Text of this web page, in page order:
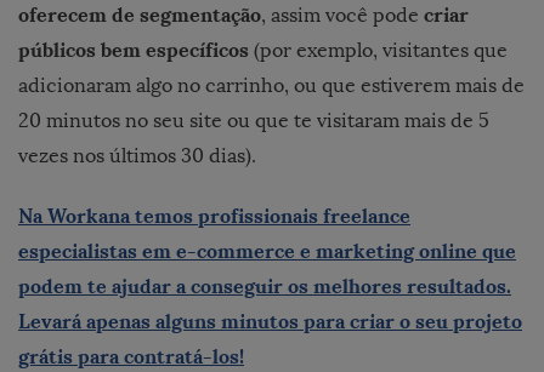
oferecem de segmentação, assim você pode criar
públicos bem específicos (por exemplo, visitantes que
adicionaram algo no carrinho, ou que estiverem mais de
20 minutos no seu site ou que te visitaram mais de 5
vezes nos últimos 30 dias).
Na Workana temos profissionais freelance
especialistas em e-commerce e marketing online que
podem te ajudar a conseguir os melhores resultados.
Levará apenas alguns minutos para criar o seu projeto
grátis para contratá-los!